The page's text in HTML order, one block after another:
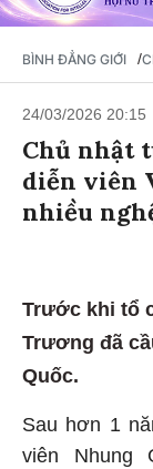
BÌNH ĐẲNG GIỚI /
24/03/2026 20:15
Chủ nhật
diễn viên
nhiều
Trước khi tổ
Trương đã
Quốc.
Sau hơn 1
viên Nhung